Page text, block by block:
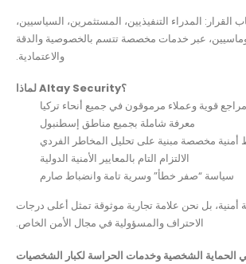
المدراء التنفيذيين، المستثمرين، السياسيين،
عبر خدمات مخصصة تتسم بالخصوصية والدقة
والاعتمادية.
لماذا Altay Security؟
مراجع قوية وعملاء مرموقون في جميع أنحاء تركيا
معرفة شاملة بجميع مناطق إسطنبول
مخصصة مبنية على تحليل المخاطر الفردي
الالتزام التام بالمعايير الأمنية الدولية
سياسة “صفر خطأ” وسرية تامة وانضباط صارم
بل نحن علامة تجارية موثوقة تمثل أعلى درجات
الاحتراف والمسؤولية في مجال الأمن الخاص.